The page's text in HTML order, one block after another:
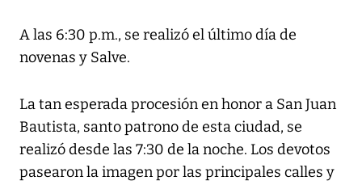
A las 6:30 p.m., se realizó el último día de
novenas y Salve.
La tan esperada procesión en honor a San Juan
Bautista, santo patrono de esta ciudad, se
realizó desde las 7:30 de la noche. Los devotos
pasearon la imagen por las principales calles y